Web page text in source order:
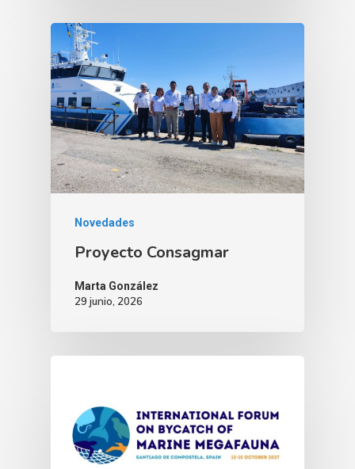
Novedades
Proyecto Consagmar
Marta González
29 junio, 2026